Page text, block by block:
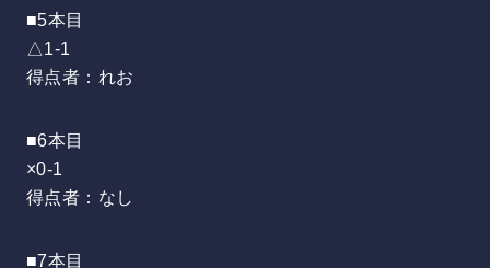
■5本目
△1-1
得点者：れお
■6本目
×0-1
得点者：なし
■7本目